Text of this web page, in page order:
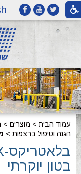
עמוד הבית > מוצרים >
הגנה וטיפול ברצפות >
בטון יוקרתי